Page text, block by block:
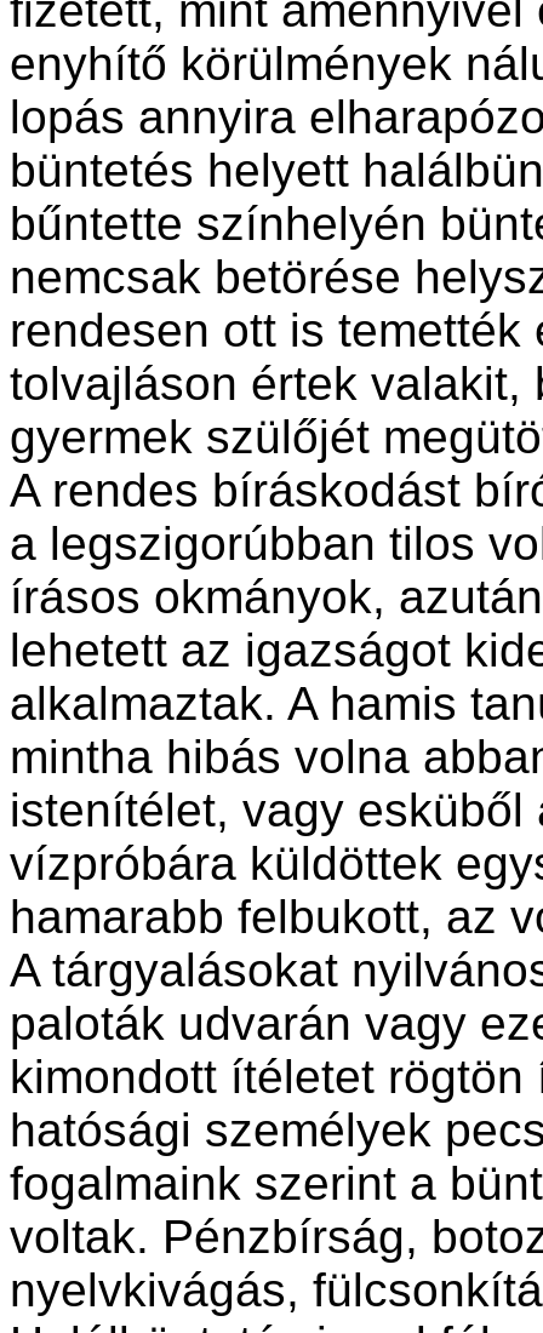
enyhítő körülmények
lopás annyira
büntetés helyett
bűntette színhelyén
nemcsak betörése
rendesen ott is
tolvajláson értek valakit,
gyermek szülőjét
A rendes bíráskodást
a legszigorúbban tilos
írásos okmányok,
lehetett az igazságot
alkalmaztak. A hamis
mintha hibás volna
istenítélet, vagy
vízpróbára küldöttek
hamarabb felbukott, az
A tárgyalásokat
paloták udvarán vagy
kimondott ítéletet
hatósági személyek
fogalmaink szerint a
voltak. Pénzbírság,
nyelvkivágás,